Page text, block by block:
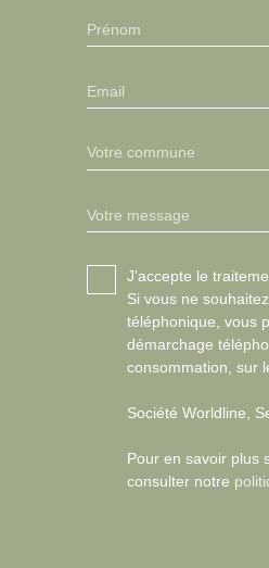
Prénom
Email
Votre commune
Votre message
J'accepte le
Si vous ne
téléphonique, vous
démarchage
consommation, sur
Société Worldline,
Pour en savoir plus
consulter notre